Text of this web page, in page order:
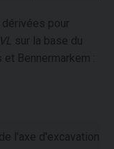
pour
VL sur la base du
Bennermarkem :
l'axe d'excavation